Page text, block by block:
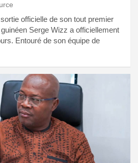
officielle de son tout premier
Serge Wizz a officiellement
Entouré de son équipe de